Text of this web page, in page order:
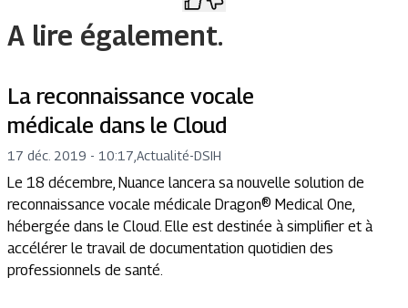
A lire également.
La reconnaissance vocale
médicale dans le Cloud
17 déc. 2019 - 10:17 Actualité-DSIH
Le 18 décembre, Nuance lancera sa nouvelle solution de
reconnaissance vocale médicale Dragon® Medical One,
hébergée dans le Cloud. Elle est destinée à simplifier et à
accélérer le travail de documentation quotidien des
professionnels de santé.